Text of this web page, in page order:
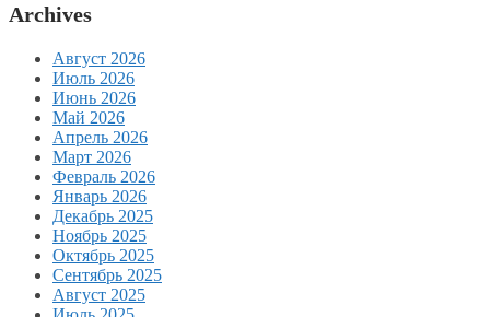
Archives
Август 2026
Июль 2026
Июнь 2026
Май 2026
Апрель 2026
Март 2026
Февраль 2026
Январь 2026
Декабрь 2025
Ноябрь 2025
Октябрь 2025
Сентябрь 2025
Август 2025